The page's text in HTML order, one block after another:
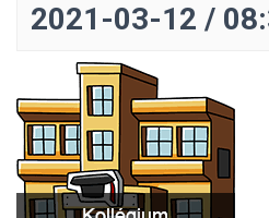
2021-03-12 /